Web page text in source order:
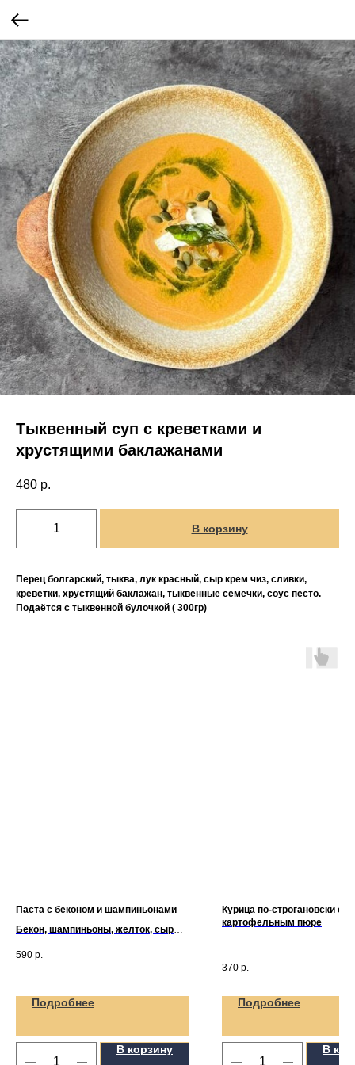
Тыквенный суп с креветками и
хрустящими баклажанами
480 р.
В корзину
Перец болгарский, тыква, лук красный, сыр крем чиз, сливки,
креветки, хрустящий баклажан, тыквенные семечки, соус песто.
Подаётся с тыквенной булочкой ( 300гр)
Паста с беконом и шампиньонами
Бекон, шампиньоны, желток, сыр
590 р.
Подробнее
В корзину
Курица по-строгановски с
картофельным пюре
370 р.
Подробнее
В